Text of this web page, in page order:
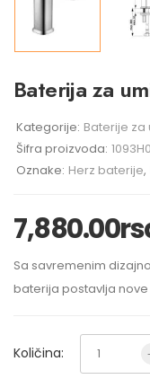
Baterija za
Kategorije: Baterije
Šifra proizvoda:
Oznake: Herz baterije,
7,880.00
Sa savremenim
baterija postavlja
Količina: